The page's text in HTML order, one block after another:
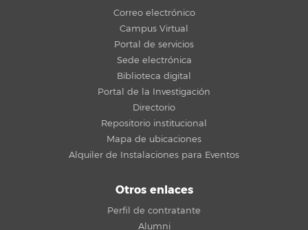
Correo electrónico
Campus Virtual
Portal de servicios
Sede electrónica
Biblioteca digital
Portal de la Investigación
Directorio
Repositorio institucional
Mapa de ubicaciones
Alquiler de Instalaciones para Eventos
Otros enlaces
Perfil de contratante
Alumni